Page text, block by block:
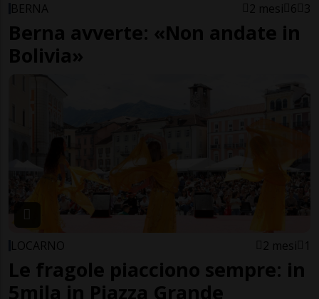
BERNA 2 mesi 6 3
Berna avverte: «Non andate in
Bolivia»
LOCARNO 2 mesi 1
Le fragole piacciono sempre: in
5mila in Piazza Grande